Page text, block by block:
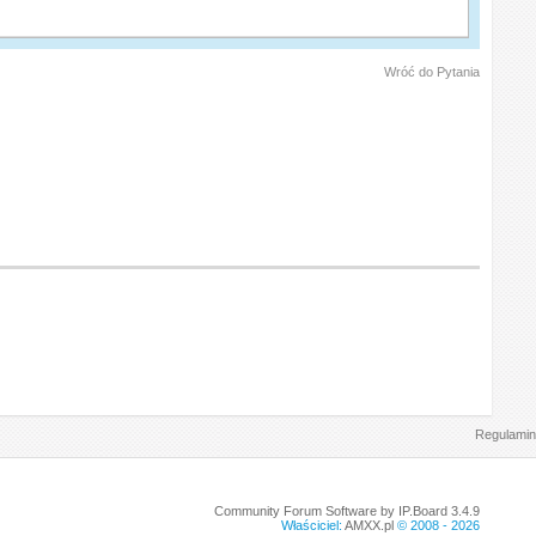
Wróć do Pytania
Regulamin
Community Forum Software by IP.Board 3.4.9
Właściciel: AMXX.pl© 2008 - 2026